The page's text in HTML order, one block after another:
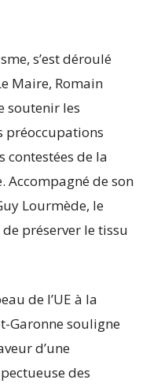
s’est déroulé
Maire, Romain
soutenir les
préoccupations
contestées de la
de son
Lourmède, le
préserver le tissu
de l’UE à la
Garonne souligne
d’une
des